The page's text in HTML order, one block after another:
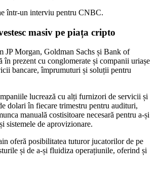
într-un interviu pentru CNBC.
masiv pe piața cripto
JP Morgan, Goldman Sachs și Bank of
în prezent cu conglomerate și companii uriașe
bancare, împrumuturi și soluții pentru
lucrează cu alți furnizori de servicii și
dolari în fiecare trimestru pentru audituri,
manuală costisitoare necesară pentru a-și
sistemele de aprovizionare.
oferă posibilitatea tuturor jucatorilor de pe
și de a-și fluidiza operațiunile, oferind și